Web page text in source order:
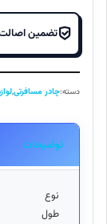
تضمین اصالت
دسته:چادر مسافرتی,
توضیحات
نوع
طول